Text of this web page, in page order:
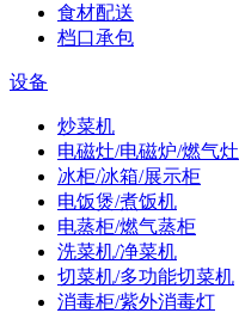
食材配送
档口承包
设备
炒菜机
电磁灶/电磁炉/燃气灶
冰柜/冰箱/展示柜
电饭煲/煮饭机
电蒸柜/燃气蒸柜
洗菜机/净菜机
切菜机/多功能切菜机
消毒柜/紫外消毒灯